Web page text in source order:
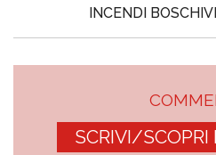
INCENDI BOSCHIVI
SCRIVI/